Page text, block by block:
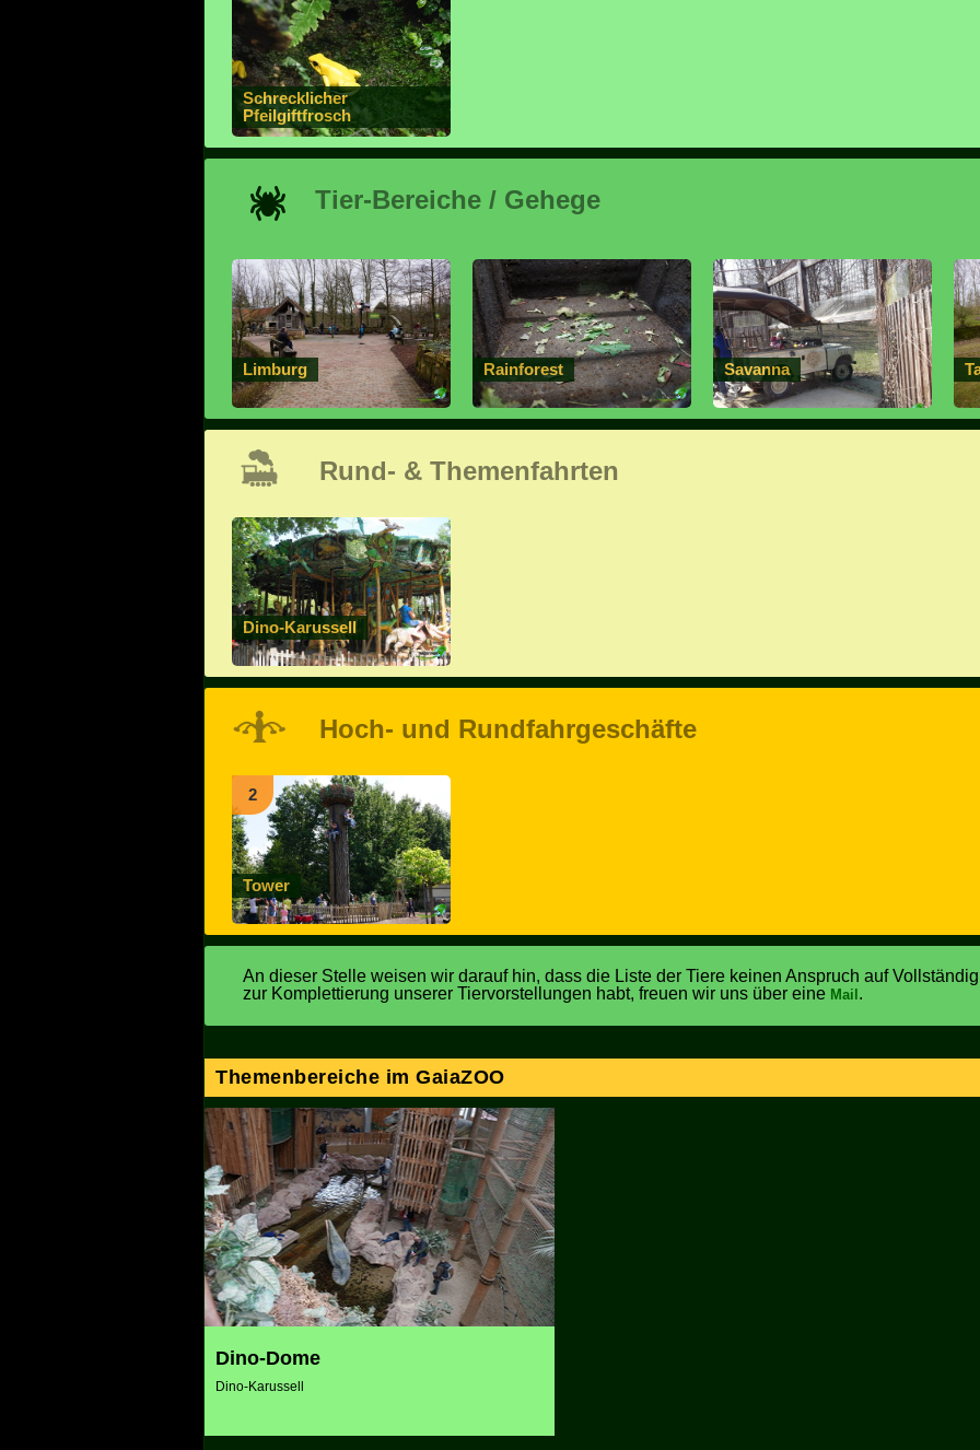
Schrecklicher
Pfeilgiftfrosch
Tier-Bereiche / Gehege
Limburg Rainforest Savanna
Rund- & Themenfahrten
Dino-Karussell
Hoch- und Rundfahrgeschäfte
2
Tower
An dieser Stelle weisen wir darauf hin, dass die Liste der Tiere keinen Anspruch auf
zur Komplettierung unserer Tiervorstellungen habt, freuen wir uns über eine Mail .
Themenbereiche im GaiaZOO
Dino-Dome
Dino-Karussell